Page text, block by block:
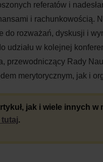
referatów i
i rachunkowością.
do rozważań, dyskusji i
udziału w kolejnej
przewodniczący Rady
merytorycznym, jak i
jak i wiele innych w
tutaj.